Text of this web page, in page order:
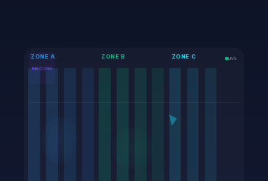
INBOUND
ZONE A ZONE B ZONE C LIVE